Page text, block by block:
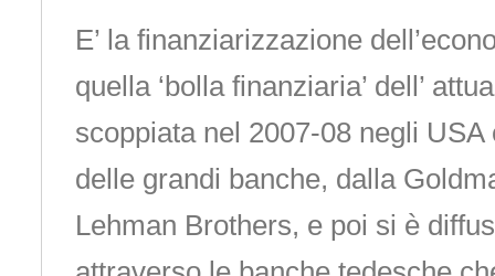
E’ la finanziarizzazione
quella ‘bolla finanziaria’ dell’
scoppiata nel 2007-08 negli
delle grandi banche, dalla
Lehman Brothers, e poi si è